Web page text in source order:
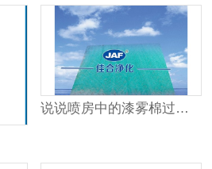
说说喷房中的漆雾棉过滤器